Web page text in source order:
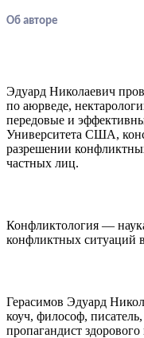
Об авторе
Эдуард Николаевич
по аюрведе,
передовые и
Университета США,
разрешении
частных лиц.
Конфликтология —
конфликтных ситуаций
Герасимов Эдуард
коуч, философ,
пропагандист